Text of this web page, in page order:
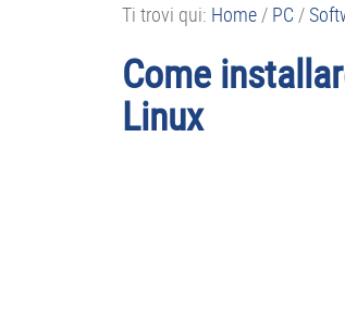
Ti trovi qui: Home/ PC/
Come
Linux